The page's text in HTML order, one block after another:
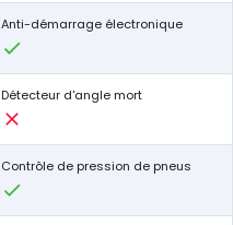
Anti-démarrage électronique
Détecteur d'angle mort
Contrôle de pression de pneus